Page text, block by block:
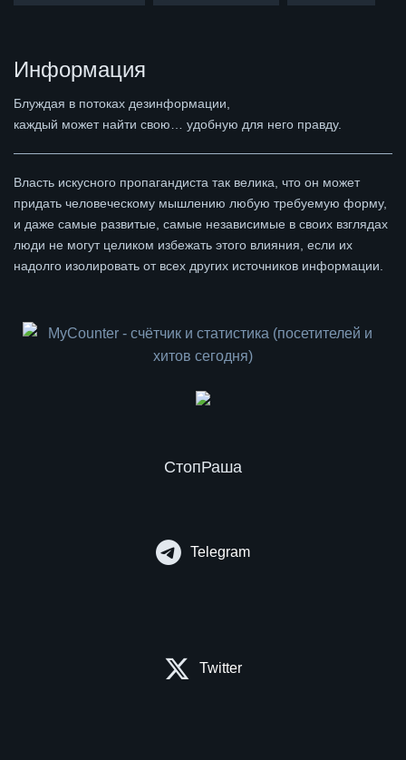
Информация
Блуждая в потоках дезинформации,
каждый может найти свою… удобную для него правду.
Власть искусного пропагандиста так велика, что он может
придать человеческому мышлению любую требуемую форму,
и даже самые развитые, самые независимые в своих взглядах
люди не могут целиком избежать этого влияния, если их
надолго изолировать от всех других источников информации.
СтопРаша
Telegram
Twitter